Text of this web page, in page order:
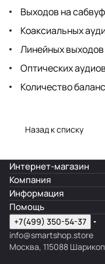
Выходов на
Коаксиальных
Линейных выходов
Оптических
Количество
Назад к списку
Интернет-магазин
Компания
Информация
Помощь
+7(499) 350-54-37
info@smartshop.store
Москва, 115088